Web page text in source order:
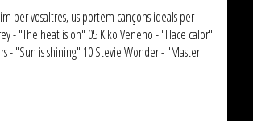
per vosaltres, us portem cançons ideals per
- "The heat is on" 05 Kiko Veneno - "Hace calor"
- "Sun is shining" 10 Stevie Wonder - "Master